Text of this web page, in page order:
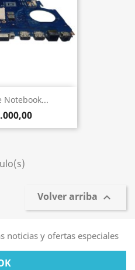
Notebook...
Volver arriba 
noticias y ofertas especiales